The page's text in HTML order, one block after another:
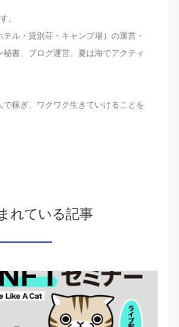
。
ル・貸別荘・キャンプ場）の運営・
書、ブログ運営、夏は海でアクティ
で稼ぎ、ワクワク生きていけることを
れている記事